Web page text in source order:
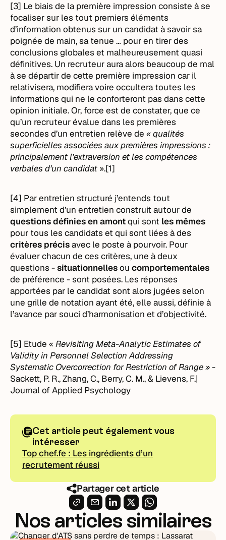
Partager cet article
[3] Le biais de la première impression consiste à se
focaliser sur les tout premiers éléments
d’information obtenus sur un candidat à savoir sa
poignée de main, sa tenue … pour en tirer des
conclusions globales et malheureusement quasi
définitives. Un recruteur aura alors beaucoup de mal
à se départir de cette première impression car il
relativisera, modifiera voire occultera toutes les
informations qui ne le conforteront pas dans cette
opinion initiale. Or, force est de constater, que ce
qu’un recruteur évalue dans les premières
secondes d’un entretien relève de« qualités
superficielles associées aux premières impressions :
principalement l’extraversion et les compétences
verbales d’un candidat ».[1]
[4] Par entretien structuré j’entends tout
simplement d’un entretien construit autour de
questions définies en amontqui sont les mêmes
pour tous les candidats et qui sont liées à des
critères précisavec le poste à pourvoir. Pour
évaluer chacun de ces critères, une à deux
questions -situationnellesoucomportementales
de préférence - sont posées. Les réponses
apportées par le candidat sont alors jugées selon
une grille de notation ayant été, elle aussi, définie à
l’avance par souci d’harmonisation et d’objectivité.
[5] Etude «Revisiting Meta-Analytic Estimates of
Validity in Personnel Selection Addressing
Systematic Overcorrection for Restriction of Range »-
Sackett, P. R., Zhang, C., Berry, C. M., & Lievens, F.|
Journal of Applied Psychology
Cet article peut également vous
intéresser
Top chef.fe : Les ingrédients d’un
recrutement réussi
Nos articles similaires